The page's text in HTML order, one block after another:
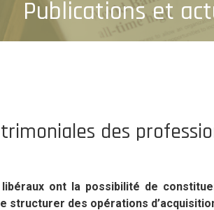
Publications et
des
ont la possibilité de
des opérations